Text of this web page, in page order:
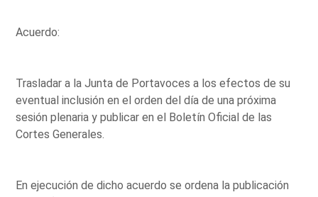
Acuerdo:
Trasladar a la Junta de Portavoces a los efectos de su
eventual inclusión en el orden del día de una próxima
sesión plenaria y publicar en el Boletín Oficial de las
Cortes Generales.
En ejecución de dicho acuerdo se ordena la publicación